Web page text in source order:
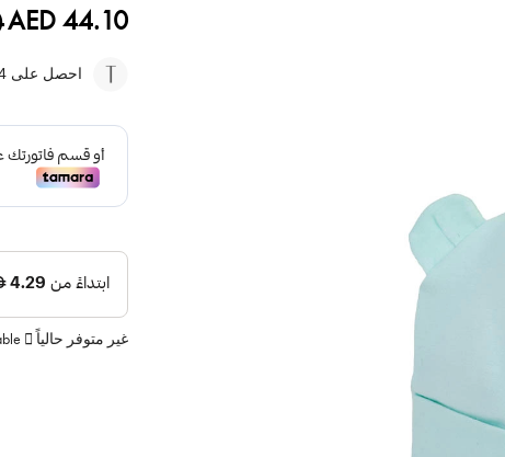
AED 44.10
احصل على 44
غير متوفر حالياً